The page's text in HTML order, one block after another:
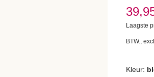
Laagste
BTW.,
Kleur: